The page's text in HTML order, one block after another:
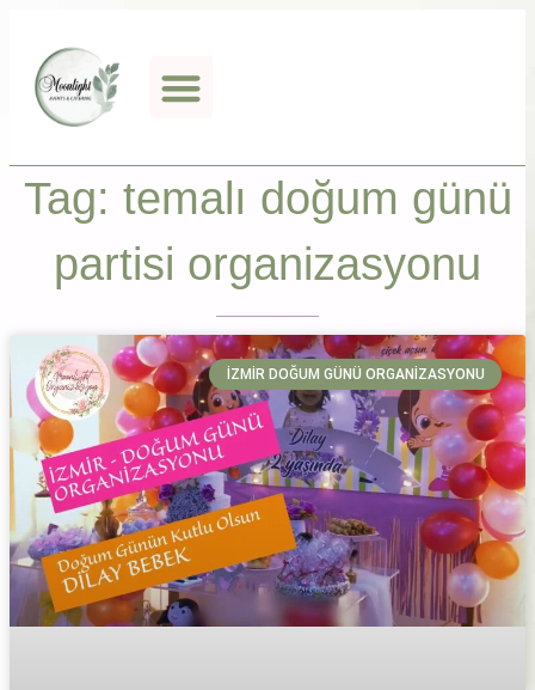
Tag: temalı doğum günü
partisi organizasyonu
İZMIR DOĞUM GÜNÜ ORGANIZASYONU